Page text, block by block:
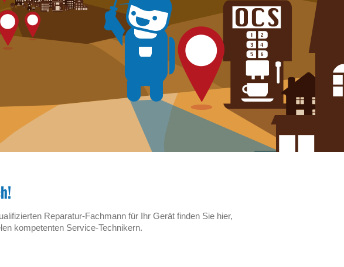
Reparatur-Fachmann für Ihr Gerät finden Sie hier,
kompetenten Service-Technikern.